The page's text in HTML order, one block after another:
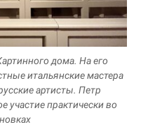
дома. На его
итальянские мастера
артисты. Петр
участие практически во